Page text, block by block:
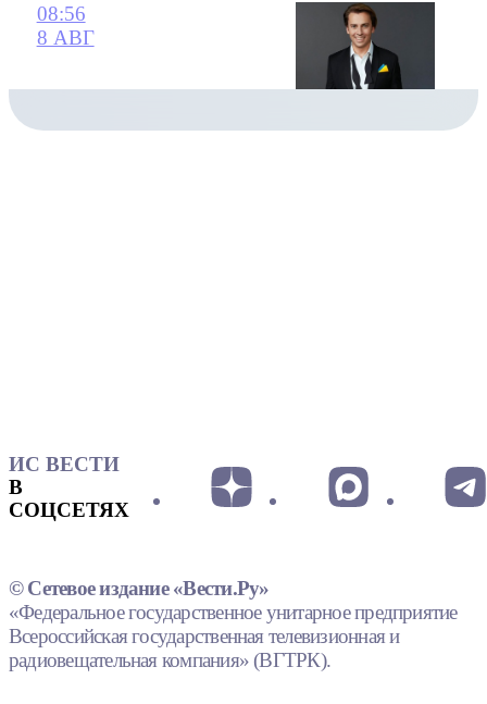
08:56
8 АВГ
ИС ВЕСТИ
В
СОЦСЕТЯХ
© Сетевое издание «Вести.Ру»
«Федеральное государственное унитарное предприятие
Всероссийская государственная телевизионная и
радиовещательная компания» (ВГТРК).